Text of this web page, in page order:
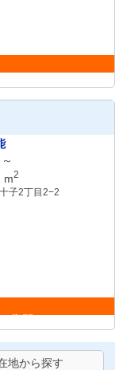
m2
子2丁目2−2
1～9/30）
地から探す